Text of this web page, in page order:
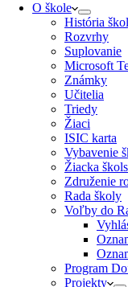
O škole
História
Rozvrhy
Suplovanie
Microsoft
Známky
Učitelia
Triedy
Žiaci
ISIC karta
Vybavenie
Žiacka
Združenie
Rada školy
Voľby do
Program
Projekty